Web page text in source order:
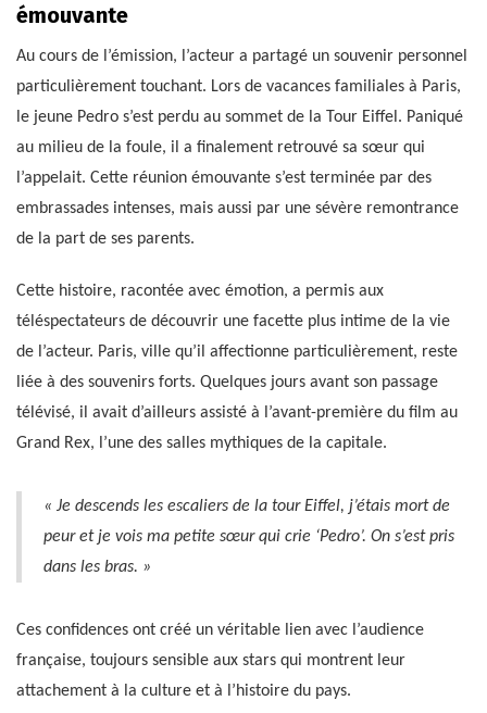
émouvante
Au cours de l’émission, l’acteur a partagé un souvenir personnel
particulièrement touchant. Lors de vacances familiales à Paris,
le jeune Pedro s’est perdu au sommet de la Tour Eiffel. Paniqué
au milieu de la foule, il a finalement retrouvé sa sœur qui
l’appelait. Cette réunion émouvante s’est terminée par des
embrassades intenses, mais aussi par une sévère remontrance
de la part de ses parents.
Cette histoire, racontée avec émotion, a permis aux
téléspectateurs de découvrir une facette plus intime de la vie
de l’acteur. Paris, ville qu’il affectionne particulièrement, reste
liée à des souvenirs forts. Quelques jours avant son passage
télévisé, il avait d’ailleurs assisté à l’avant-première du film au
Grand Rex, l’une des salles mythiques de la capitale.
« Je descends les escaliers de la tour Eiffel, j’étais mort de
peur et je vois ma petite sœur qui crie ‘Pedro’. On s’est pris
dans les bras. »
Ces confidences ont créé un véritable lien avec l’audience
française, toujours sensible aux stars qui montrent leur
attachement à la culture et à l’histoire du pays.